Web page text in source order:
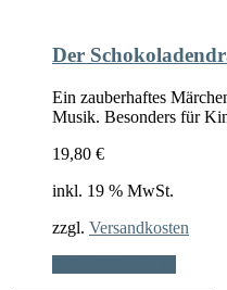
Der
Ein zauberhaftes
Musik. Besonders für
19,80 €
inkl. 19 % MwSt.
zzgl. Versandkosten